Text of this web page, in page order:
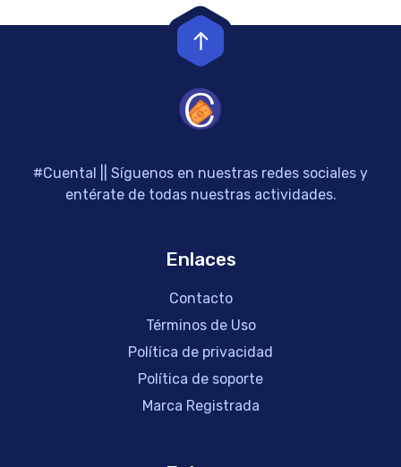
#Cuental || Síguenos en nuestras redes sociales y
entérate de todas nuestras actividades.
Enlaces
Contacto
Términos de Uso
Política de privacidad
Política de soporte
Marca Registrada